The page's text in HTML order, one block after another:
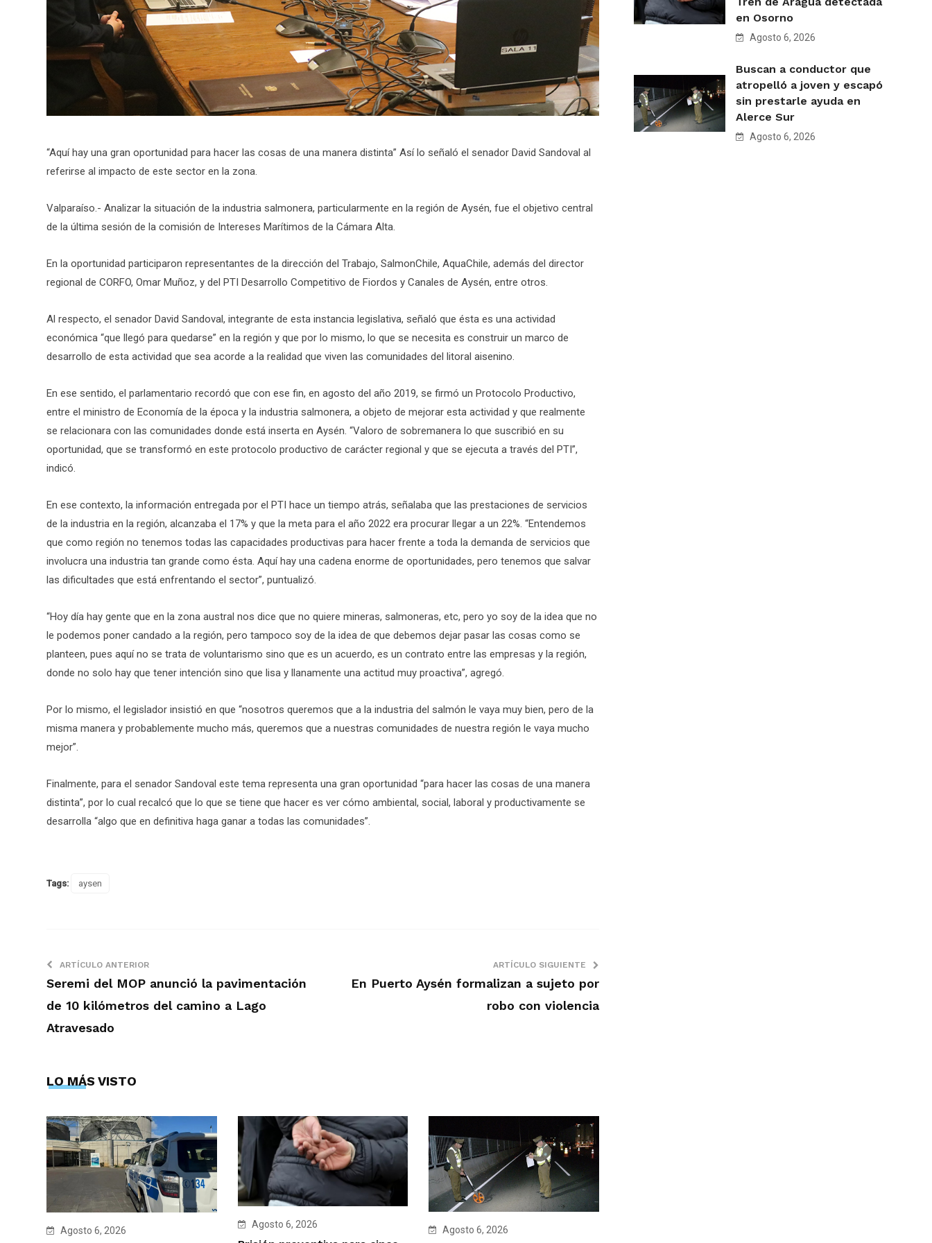
“Aquí hay una gran oportunidad para hacer las cosas de una manera distinta” Así lo señaló el senador David Sandoval al
referirse al impacto de este sector en la zona.
Valparaíso.- Analizar la situación de la industria salmonera, particularmente en la región de Aysén, fue el objetivo central
de la última sesión de la comisión de Intereses Marítimos de la Cámara Alta.
En la oportunidad participaron representantes de la dirección del Trabajo, SalmonChile, AquaChile, además del director
regional de CORFO, Omar Muñoz, y del PTI Desarrollo Competitivo de Fiordos y Canales de Aysén, entre otros.
Al respecto, el senador David Sandoval, integrante de esta instancia legislativa, señaló que ésta es una actividad
económica “que llegó para quedarse” en la región y que por lo mismo, lo que se necesita es construir un marco de
desarrollo de esta actividad que sea acorde a la realidad que viven las comunidades del litoral aisenino.
En ese sentido, el parlamentario recordó que con ese fin, en agosto del año 2019, se firmó un Protocolo Productivo,
entre el ministro de Economía de la época y la industria salmonera, a objeto de mejorar esta actividad y que realmente
se relacionara con las comunidades donde está inserta en Aysén. “Valoro de sobremanera lo que suscribió en su
oportunidad, que se transformó en este protocolo productivo de carácter regional y que se ejecuta a través del PTI”,
indicó.
En ese contexto, la información entregada por el PTI hace un tiempo atrás, señalaba que las prestaciones de servicios
de la industria en la región, alcanzaba el 17% y que la meta para el año 2022 era procurar llegar a un 22%. “Entendemos
que como región no tenemos todas las capacidades productivas para hacer frente a toda la demanda de servicios que
involucra una industria tan grande como ésta. Aquí hay una cadena enorme de oportunidades, pero tenemos que salvar
las dificultades que está enfrentando el sector”, puntualizó.
“Hoy día hay gente que en la zona austral nos dice que no quiere mineras, salmoneras, etc, pero yo soy de la idea que no
le podemos poner candado a la región, pero tampoco soy de la idea de que debemos dejar pasar las cosas como se
planteen, pues aquí no se trata de voluntarismo sino que es un acuerdo, es un contrato entre las empresas y la región,
donde no solo hay que tener intención sino que lisa y llanamente una actitud muy proactiva”, agregó.
Por lo mismo, el legislador insistió en que “nosotros queremos que a la industria del salmón le vaya muy bien, pero de la
misma manera y probablemente mucho más, queremos que a nuestras comunidades de nuestra región le vaya mucho
mejor”.
Finalmente, para el senador Sandoval este tema representa una gran oportunidad “para hacer las cosas de una manera
distinta”, por lo cual recalcó que lo que se tiene que hacer es ver cómo ambiental, social, laboral y productivamente se
desarrolla “algo que en definitiva haga ganar a todas las comunidades”.
Tags: aysen
ARTÍCULO ANTERIOR
Seremi del MOP anunció la pavimentación
de 10 kilómetros del camino a Lago
Atravesado
ARTÍCULO SIGUIENTE
En Puerto Aysén formalizan a sujeto por
robo con violencia
LO MÁS VISTO
Agosto 6, 2026
Agosto 6, 2026 Agosto 6, 2026
en Osorno
Agosto 6, 2026
Buscan a conductor que
atropelló a joven y escapó
sin prestarle ayuda en
Alerce Sur
Agosto 6, 2026